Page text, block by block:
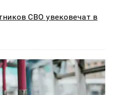
СВО увековечат в